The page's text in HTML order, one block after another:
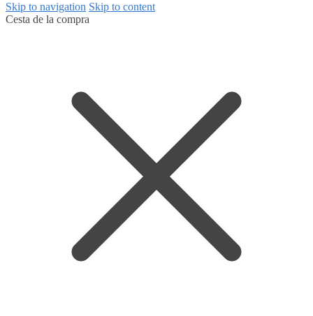
Skip to navigation Skip to content
Cesta de la compra